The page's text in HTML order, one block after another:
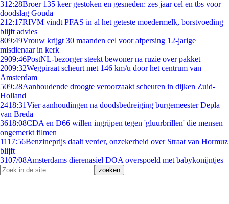
312:28Broer 135 keer gestoken en gesneden: zes jaar cel en tbs voor
doodslag Gouda
212:17RIVM vindt PFAS in al het geteste moedermelk, borstvoeding
blijft advies
809:49Vrouw krijgt 30 maanden cel voor afpersing 12-jarige
misdienaar in kerk
2909:46PostNL-bezorger steekt bewoner na ruzie over pakket
2009:32Wegpiraat scheurt met 146 km/u door het centrum van
Amsterdam
509:28Aanhoudende droogte veroorzaakt scheuren in dijken Zuid-
Holland
2418:31Vier aanhoudingen na doodsbedreiging burgemeester Depla
van Breda
3618:08CDA en D66 willen ingrijpen tegen 'gluurbrillen' die mensen
ongemerkt filmen
1117:56Benzineprijs daalt verder, onzekerheid over Straat van Hormuz
blijft
3107/08Amsterdams dierenasiel DOA overspoeld met babykonijntjes